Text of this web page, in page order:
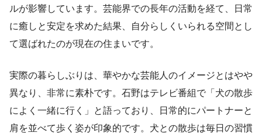
ルが影響しています。芸能界での長年の活動を経て、日常
に癒しと安定を求めた結果、自分らしくいられる空間とし
て選ばれたのが現在の住まいです。
実際の暮らしぶりは、華やかな芸能人のイメージとはやや
異なり、非常に素朴です。石野はテレビ番組で「犬の散歩
によく一緒に行く」と語っており、日常的にパートナーと
肩を並べて歩く姿が印象的です。犬との散歩は毎日の習慣